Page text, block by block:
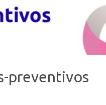
preventivos